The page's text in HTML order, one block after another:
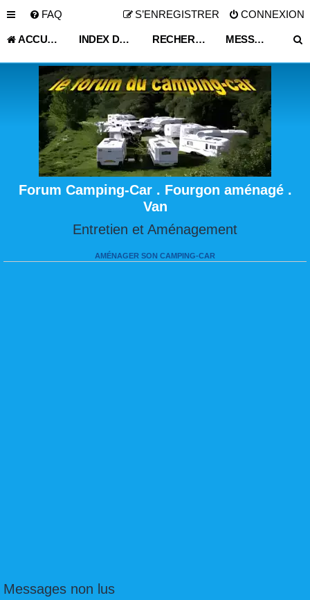
FAQ CONNEXION
S’ENREGISTRER
ACCUEIL INDEX DU FORUM RECHERCHER MESSAGES NON LUS
Forum Camping-Car . Fourgon aménagé .
Van
Entretien et Aménagement
AMÉNAGER SON CAMPING-CAR
Messages non lus